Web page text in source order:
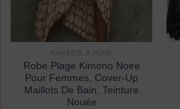
PARÉOS À POIS
Robe Plage Kimono Noire
Pour Femmes, Cover-Up
Maillots De Bain, Teinture
Nouée